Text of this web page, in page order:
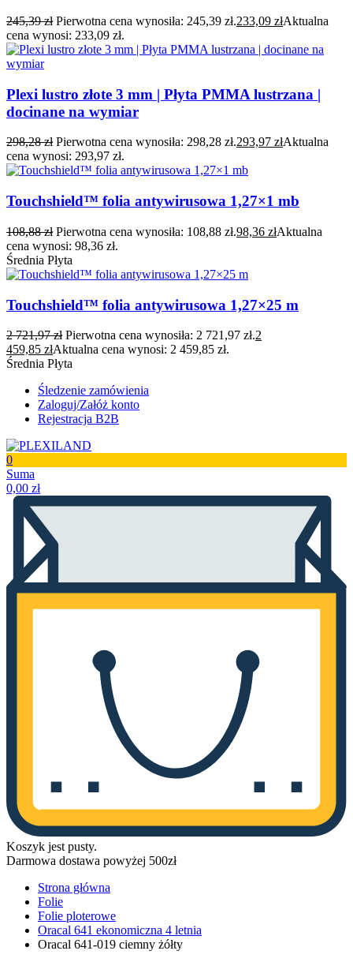
245,39zł Pierwotna cena wynosiła: 245,39 zł.233,09 złAktualna
cena wynosi: 233,09 zł.
Plexi lustro złote 3 mm | Płyta PMMA lustrzana |
docinane na wymiar
298,28zł Pierwotna cena wynosiła: 298,28 zł.293,97 złAktualna
cena wynosi: 293,97 zł.
Touchshield™ folia antywirusowa 1,27×1 mb
108,88zł Pierwotna cena wynosiła: 108,88 zł.98,36 złAktualna
cena wynosi: 98,36 zł.
Średnia Płyta
Touchshield™ folia antywirusowa 1,27×25 m
2 721,97zł Pierwotna cena wynosiła: 2 721,97 zł.2
459,85 złAktualna cena wynosi: 2 459,85 zł.
Średnia Płyta
Śledzenie zamówienia
Zaloguj/Załóż konto
Rejestracja B2B
0
Suma
0,00 zł
Koszyk jest pusty.
Darmowa dostawa powyżej 500zł
Strona główna
Folie
Folie ploterowe
Oracal 641 ekonomiczna 4 letnia
Oracal 641-019 ciemny żółty